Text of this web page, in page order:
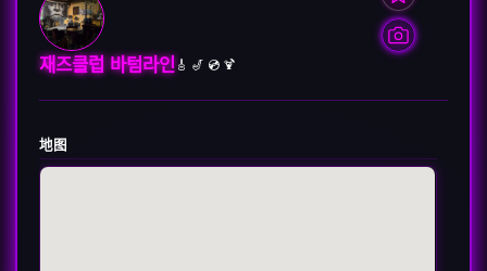
재즈클럽 바텀라인 🎸 🎷 💿 🍹
地图